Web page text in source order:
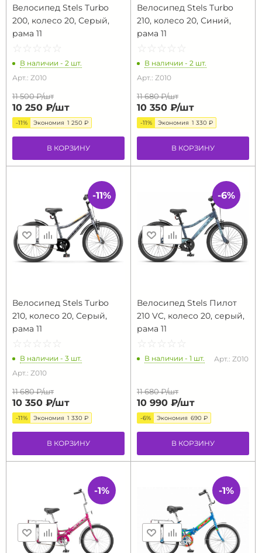
Велосипед Stels Turbo
200, колесо 20, Серый,
рама 11
☆ ☆ ☆ ☆ ☆
★ ★ ★ ★ ★
В наличии - 2 шт.
Арт.: Z010
11 500 ₽/шт
10 250 ₽/шт
-11% Экономия 1 250 ₽
В КОРЗИНУ
Велосипед Stels Turbo
210, колесо 20, Синий,
рама 11
☆ ☆ ☆ ☆ ☆
★ ★ ★ ★ ★
В наличии - 2 шт.
Арт.: Z010
11 680 ₽/шт
10 350 ₽/шт
-11% Экономия 1 330 ₽
В КОРЗИНУ
Велосипед Stels Turbo
210, колесо 20, Серый,
рама 11
☆ ☆ ☆ ☆ ☆
★ ★ ★ ★ ★
В наличии - 3 шт.
Арт.: Z010
11 680 ₽/шт
10 350 ₽/шт
-11% Экономия 1 330 ₽
В КОРЗИНУ
-11%
Велосипед Stels Пилот
210 VC, колесо 20, серый,
рама 11
☆ ☆ ☆ ☆ ☆
★ ★ ★ ★ ★
В наличии - 1 шт. Арт.: Z010
11 680 ₽/шт
10 990 ₽/шт
-6% Экономия 690 ₽
В КОРЗИНУ
-6%
-1% -1%